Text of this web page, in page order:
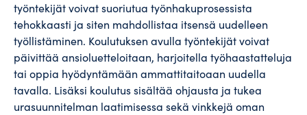
työntekijät voivat suoriutua työnhakuprosessista
tehokkaasti ja siten mahdollistaa itsensä uudelleen
työllistäminen. Koulutuksen avulla työntekijät voivat
päivittää ansioluetteloitaan, harjoitella työhaastatteluja
tai oppia hyödyntämään ammattitaitoaan uudella
tavalla. Lisäksi koulutus sisältää ohjausta ja tukea
urasuunnitelman laatimisessa sekä vinkkejä oman